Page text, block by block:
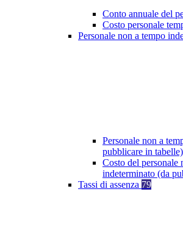
Conto annuale del
Costo personale
Personale non a tempo
Personale non a
pubblicare in tabelle)
Costo del personale
indeterminato (da
Tassi di assenza 79